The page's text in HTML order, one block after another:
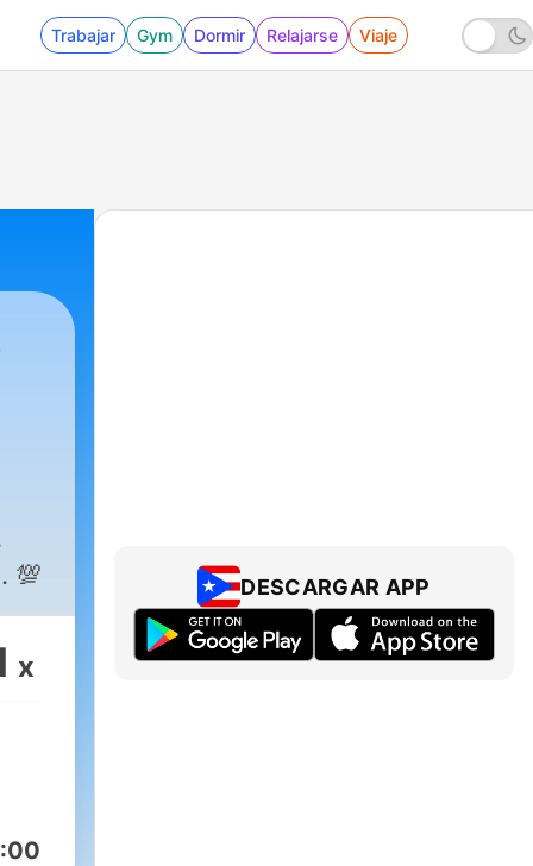
Trabajar Gym Dormir Relajarse Viaje
💯
x
DESCARGAR APP